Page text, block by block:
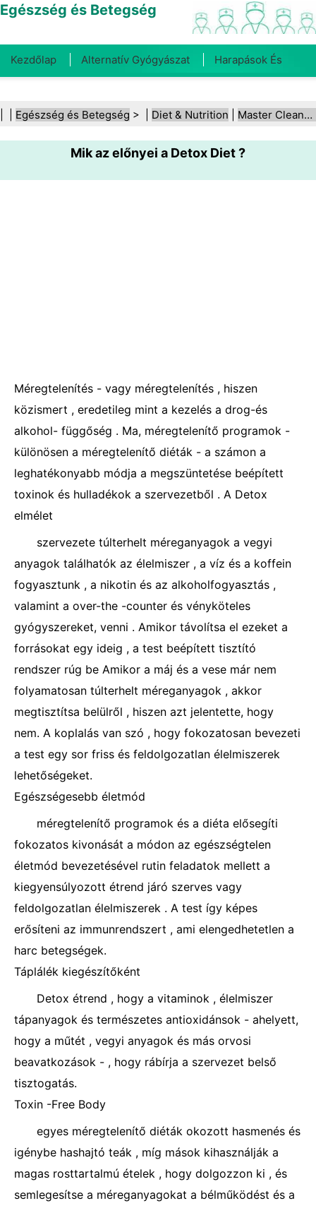
Egészség és Betegség
Kezdőlap Alternatív Gyógyászat Harapások És
Fogegészség Diéta És Táplálkozás Családi
Egészségügyi Ágazat Mentális Egészség
Közegészségügy És Biztonság Sebészet És
Egészség és Betegség > | Diet & Nutrition Master Cleanse kúra
Mik az előnyei a Detox Diet ?
Méregtelenítés - vagy méregtelenítés , hiszen
közismert , eredetileg mint a kezelés a drog-és
alkohol- függőség . Ma, méregtelenítő programok -
különösen a méregtelenítő diéták - a számon a
leghatékonyabb módja a megszüntetése beépített
toxinok és hulladékok a szervezetből . A Detox
elmélet
szervezete túlterhelt méreganyagok a vegyi
anyagok találhatók az élelmiszer , a víz és a koffein
fogyasztunk , a nikotin és az alkoholfogyasztás ,
valamint a over-the -counter és vényköteles
gyógyszereket, venni . Amikor távolítsa el ezeket a
forrásokat egy ideig , a test beépített tisztító
rendszer rúg be Amikor a máj és a vese már nem
folyamatosan túlterhelt méreganyagok , akkor
megtisztítsa belülről , hiszen azt jelentette, hogy
nem. A koplalás van szó , hogy fokozatosan bevezeti
a test egy sor friss és feldolgozatlan élelmiszerek
lehetőségeket.
Egészségesebb életmód
méregtelenítő programok és a diéta elősegíti
fokozatos kivonását a módon az egészségtelen
életmód bevezetésével rutin feladatok mellett a
kiegyensúlyozott étrend járó szerves vagy
feldolgozatlan élelmiszerek . A test így képes
erősíteni az immunrendszert , ami elengedhetetlen a
harc betegségek.
Táplálék kiegészítőként
Detox étrend , hogy a vitaminok , élelmiszer
tápanyagok és természetes antioxidánsok - ahelyett,
hogy a műtét , vegyi anyagok és más orvosi
beavatkozások - , ​​hogy rábírja a szervezet belső
tisztogatás.
Toxin -Free Body
egyes méregtelenítő diéták okozott hasmenés és
igénybe hashajtó teák , míg mások kihasználják a
magas rosttartalmú ételek , hogy dolgozzon ki , és
semlegesítse a méreganyagokat a bélműködést és a